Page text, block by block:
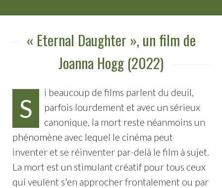
« Eternal Daughter », un film de
Joanna Hogg (2022)
S
i beaucoup de films parlent du deuil,
parfois lourdement et avec un sérieux
canonique, la mort reste néanmoins un
phénomène avec lequel le cinéma peut
inventer et se réinventer par-delà le film à sujet.
La mort est un stimulant créatif pour tous ceux
qui veulent s'en approcher frontalement ou par